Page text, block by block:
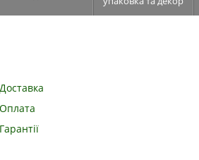
Доставка
Оплата
Гарантії